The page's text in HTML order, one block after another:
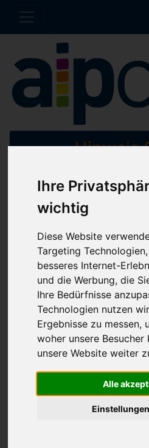
Ihre
wichtig
Diese Website
Targeting
besseres Internet-
und die Werbung, die
Ihre Bedürfnisse
Technologien nutzen
Ergebnisse zu messen,
woher unsere
unsere Website weiter
Alle
Hinweis
Der Shop wird aktuell
keine Bestellungen bis
Home
Katalog
Muttern
Flügelmuttern
Flügelmuttern
EDELSTAHL V2A
ab 5,97€